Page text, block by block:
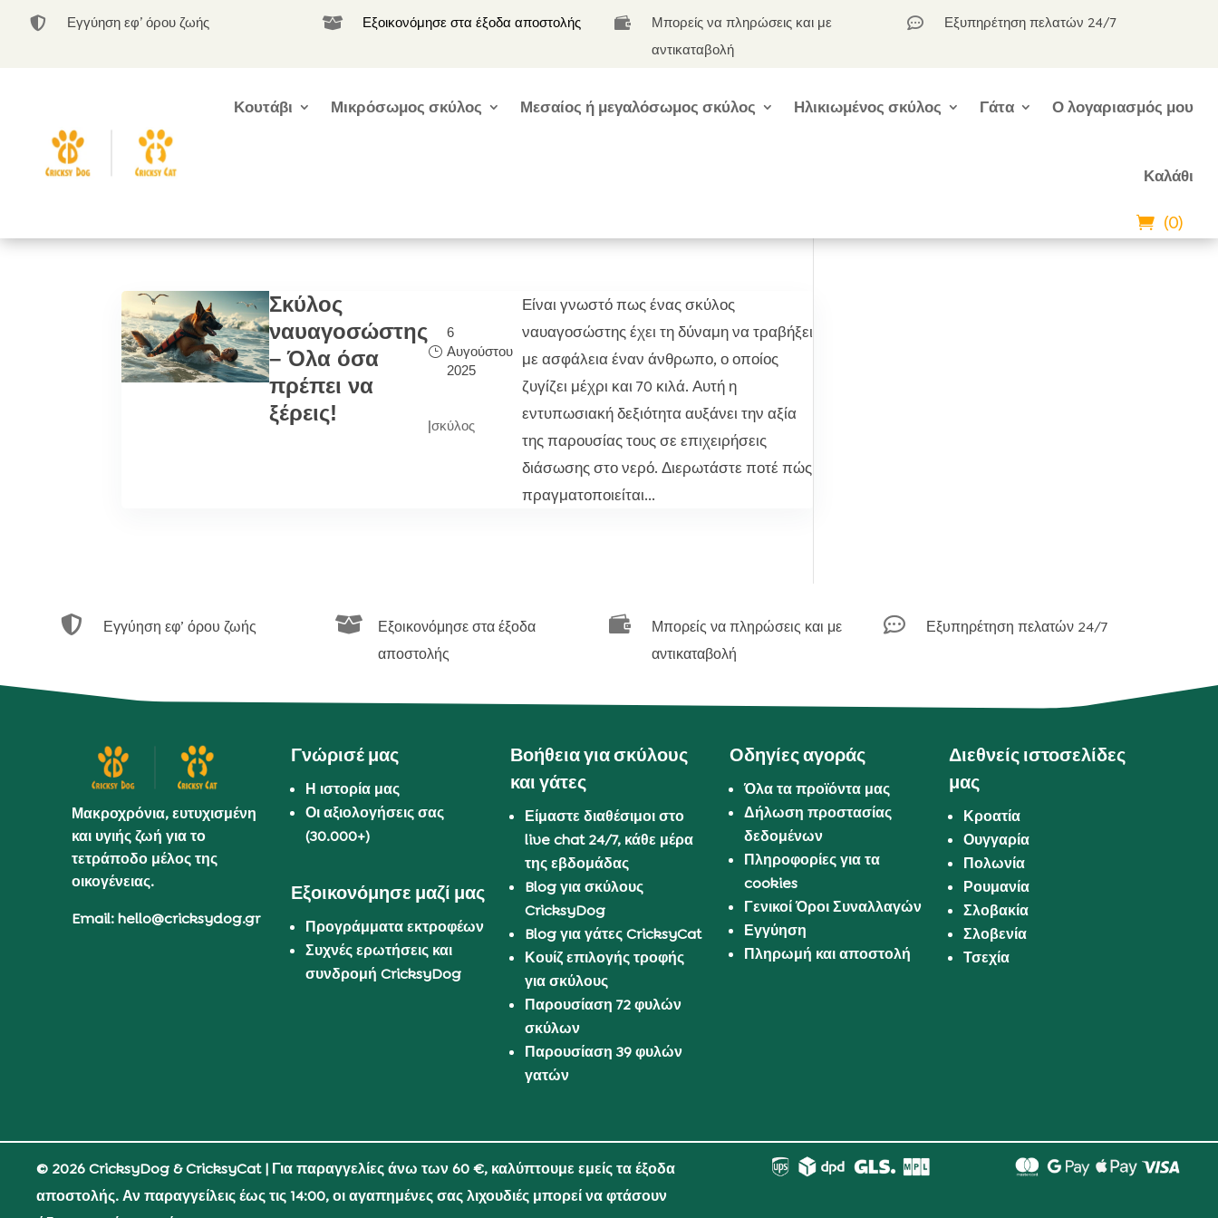
 Εγγύηση εφ’ όρου ζωής  Εξοικονόμησε στα έξοδα αποστολής 
Μπορείς να πληρώσεις και με
αντικαταβολή
 Εξυπηρέτηση πελατών 24/7
Κουτάβι Μικρόσωμος σκύλος Μεσαίος ή μεγαλόσωμος σκύλος Ηλικιωμένος σκύλος Γάτα Ο λογαριασμός μου
Καλάθι
(0)
Σκύλος
ναυαγοσώστης
– Όλα όσα
πρέπει να
ξέρεις!
6
Αυγούστου
2025
|σκύλος
Είναι γνωστό πως ένας σκύλος
ναυαγοσώστης έχει τη δύναμη να τραβήξει
με ασφάλεια έναν άνθρωπο, ο οποίος
ζυγίζει μέχρι και 70 κιλά. Αυτή η
εντυπωσιακή δεξιότητα αυξάνει την αξία
της παρουσίας τους σε επιχειρήσεις
διάσωσης στο νερό. Διερωτάστε ποτέ πώς
πραγματοποιείται...
 Εγγύηση εφ’ όρου ζωής 
Εξοικονόμησε στα έξοδα
αποστολής

Μπορείς να πληρώσεις και με
αντικαταβολή
 Εξυπηρέτηση πελατών 24/7
Μακροχρόνια, ευτυχισμένη
και υγιής ζωή για το
τετράποδο μέλος της
οικογένειας.
Email: hello@cricksydog.gr
Γνώρισέ μας
Η ιστορία μας
Οι αξιολογήσεις σας
(30.000+)
Εξοικονόμησε μαζί μας
Προγράμματα εκτροφέων
Συχνές ερωτήσεις και
συνδρομή CricksyDog
Βοήθεια για σκύλους
και γάτες
Είμαστε διαθέσιμοι στο
live chat 24/7, κάθε μέρα
της εβδομάδας
Blog για σκύλους
CricksyDog
Blog για γάτες CricksyCat
Κουίζ επιλογής τροφής
για σκύλους
Παρουσίαση 72 φυλών
σκύλων
Παρουσίαση 39 φυλών
γατών
Οδηγίες αγοράς
Όλα τα προϊόντα μας
Δήλωση προστασίας
δεδομένων
Πληροφορίες για τα
cookies
Γενικοί Όροι Συναλλαγών
Εγγύηση
Πληρωμή και αποστολή
Διεθνείς ιστοσελίδες
μας
Κροατία
Ουγγαρία
Πολωνία
Ρουμανία
Σλοβακία
Σλοβενία
Τσεχία
© 2026 CricksyDog & CricksyCat| Για παραγγελίες άνω των 60 €, καλύπτουμε εμείς τα έξοδα
αποστολής. Αν παραγγείλεις έως τις 14:00, οι αγαπημένες σας λιχουδιές μπορεί να φτάσουν